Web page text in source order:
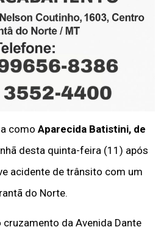
como Aparecida Batistini, de
desta quinta-feira (11) após
acidente de trânsito com um
do Norte.
da Avenida Dante